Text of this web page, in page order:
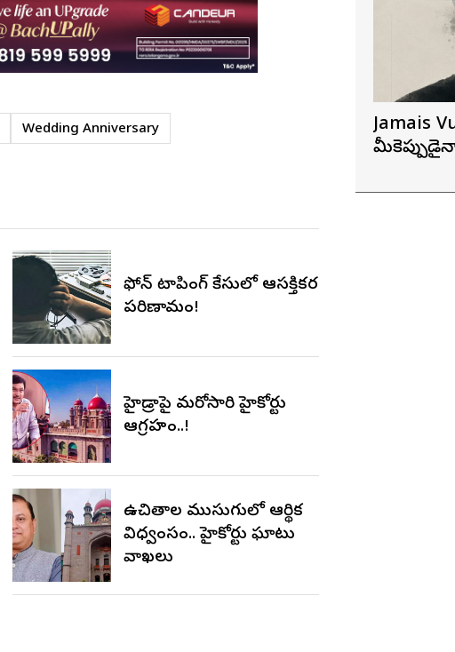
Wedding Anniversary
ఫోన్ ట్యాపింగ్ కేసులో ఆసక్తికర
పరిణామం!
హైడ్రాపై మరోసారి హైకోర్టు
ఆగ్రహం..!
ఉచితాల ముసుగులో ఆర్థిక
విధ్వంసం.. హైకోర్టు ఘాటు
వ్యాఖ్యలు
Jamais